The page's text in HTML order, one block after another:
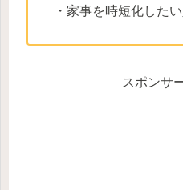
・家事を時短化したい
スポンサ